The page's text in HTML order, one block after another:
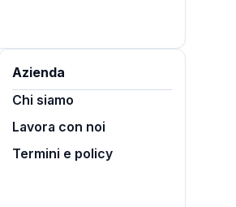
Azienda
Chi siamo
Lavora con noi
Termini e policy